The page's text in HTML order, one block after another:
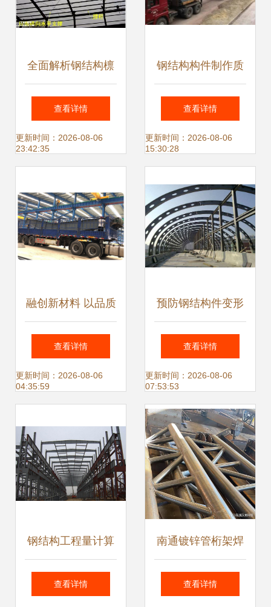
全面解析钢结构檩
条计算方法
查看详情
更新时间：2026-08-06
23:42:35
钢结构构件制作质
量未达到要求的典
型表现与深入分析
查看详情
更新时间：2026-08-06
15:30:28
融创新材料 以品质
钢结构件打造大国
工程与服务典范
查看详情
更新时间：2026-08-06
04:35:59
预防钢结构件变形
的问题分析
查看详情
更新时间：2026-08-06
07:53:53
钢结构工程量计算
方法及规则与网架
查看详情
南通镀锌管桁架焊
接与专业非标钢结
查看详情